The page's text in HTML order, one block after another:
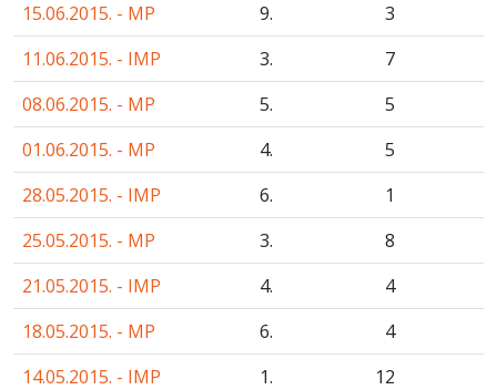
15.06.2015. - MP
9.
3
11.06.2015. - IMP
3.
7
08.06.2015. - MP
5.
5
01.06.2015. - MP
4.
5
28.05.2015. - IMP
6.
1
25.05.2015. - MP
3.
8
21.05.2015. - IMP
4.
4
18.05.2015. - MP
6.
4
14.05.2015. - IMP
1.
12